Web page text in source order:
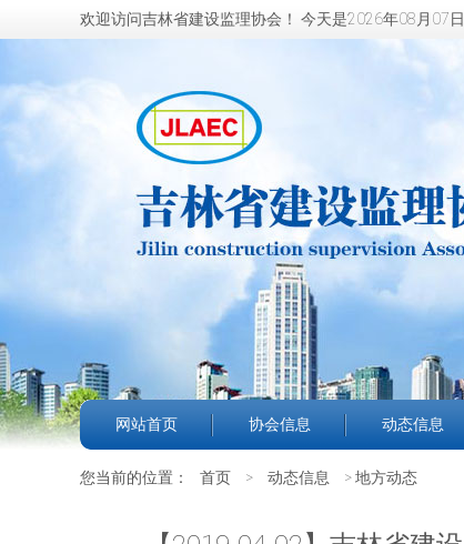
欢迎访问吉林省建设监理协会！ 今天是2026年08月07
网站首页 协会信息 动态信息
您当前的位置： 首页 > 动态信息 > 地方动态